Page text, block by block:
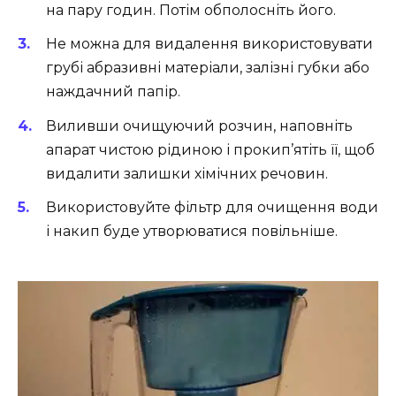
на пару годин. Потім обполосніть його.
Не можна для видалення використовувати
грубі абразивні матеріали, залізні губки або
наждачний папір.
Виливши очищуючий розчин, наповніть
апарат чистою рідиною і прокип’ятіть її, щоб
видалити залишки хімічних речовин.
Використовуйте фільтр для очищення води
і накип буде утворюватися повільніше.